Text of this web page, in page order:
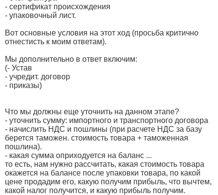
- сертификат происхождения
- упаковочный лист.
Вот основные условия на этот ход (просьба критично
отнестисть к моим ответам).
Мы дополнительно в ответ включим:
(- Устав
- учредит. договор
- приказы)
Что мы должны еще уточнить на данном этапе?
- уточнить сумму: импортного и транспортного договора
- начислить НДС и пошлины (при расчете НДС за базу
берется таможен. стоимость товара + таможенная
пошлина).
- какая сумма оприходуется на баланс ...
то есть, нам нужно рассчитать, какая стоимость товара
окажется на балансе после упаковки товара, по какой
цене продадим его, какую получим прибыль, что вычтем,
какой налог получится, и какую прибыль получим.